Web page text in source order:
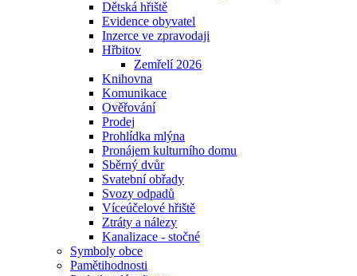
Dětská hřiště
Evidence obyvatel
Inzerce ve zpravodaji
Hřbitov
Zemřelí 2026
Knihovna
Komunikace
Ověřování
Prodej
Prohlídka mlýna
Pronájem kulturního domu
Sběrný dvůr
Svatební obřady
Svozy odpadů
Víceúčelové hřiště
Ztráty a nálezy
Kanalizace - stočné
Symboly obce
Pamětihodnosti